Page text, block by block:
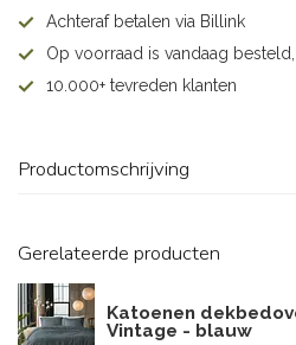
Achteraf betalen via Billink
Op voorraad is vandaag
10.000+ tevreden klanten
Productomschrijving
Gerelateerde producten
Katoenen
Vintage - blauw